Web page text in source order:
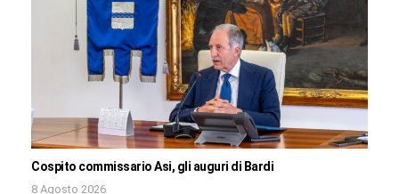
Cospito commissario Asi, gli auguri di Bardi
8 Agosto 2026